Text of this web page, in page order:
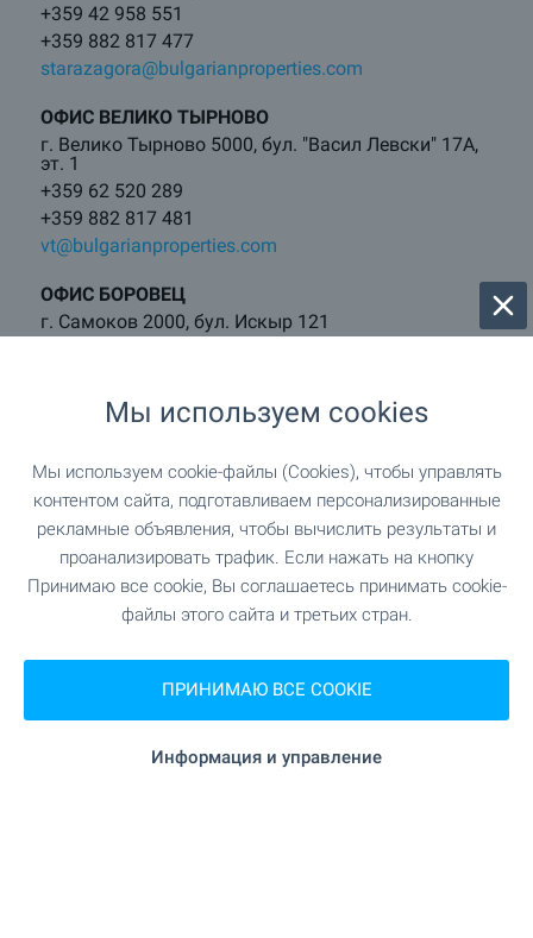
+359 42 958 551
+359 882 817 477
starazagora@bulgarianproperties.com
ОФИС ВЕЛИКО ТЫРНОВО
г. Велико Тырново 5000, бул. "Васил Левски" 17А,
эт. 1
+359 62 520 289
+359 882 817 481
vt@bulgarianproperties.com
ОФИС БОРОВЕЦ
г. Самоков 2000, бул. Искыр 121
ОФИС БАНСКО
+359 882 817 461
bansko@bulgarianproperties.com
ОФИС ДУПНИЦА
г. Дупница, ул. Княз Борис I, №1, эт. 1
+359 882 817 449
ОФИС ШУМЕН
+359 882 817 445
Мы используем cookies
Мы используем cookie-файлы (Cookies), чтобы управлять
контентом сайта, подготавливаем персонализированные
рекламные объявления, чтобы вычислить результаты и
проанализировать трафик. Если нажать на кнопку
Принимаю все cookie, Вы соглашаетесь принимать cookie-
файлы этого сайта и третьих стран.
ПРИНИМАЮ ВСЕ COOKIE
Информация и управление